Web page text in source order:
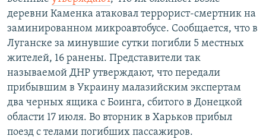
деревни Каменка атаковал террорист-смертник на
заминированном микроавтобусе. Сообщается, что в
Луганске за минувшие сутки погибли 5 местных
жителей, 16 ранены. Представители так
называемой ДНР утверждают, что передали
прибывшим в Украину малазийским экспертам
два черных ящика с Боинга, сбитого в Донецкой
области 17 июля. Во вторник в Харьков прибыл
поезд с телами погибших пассажиров.